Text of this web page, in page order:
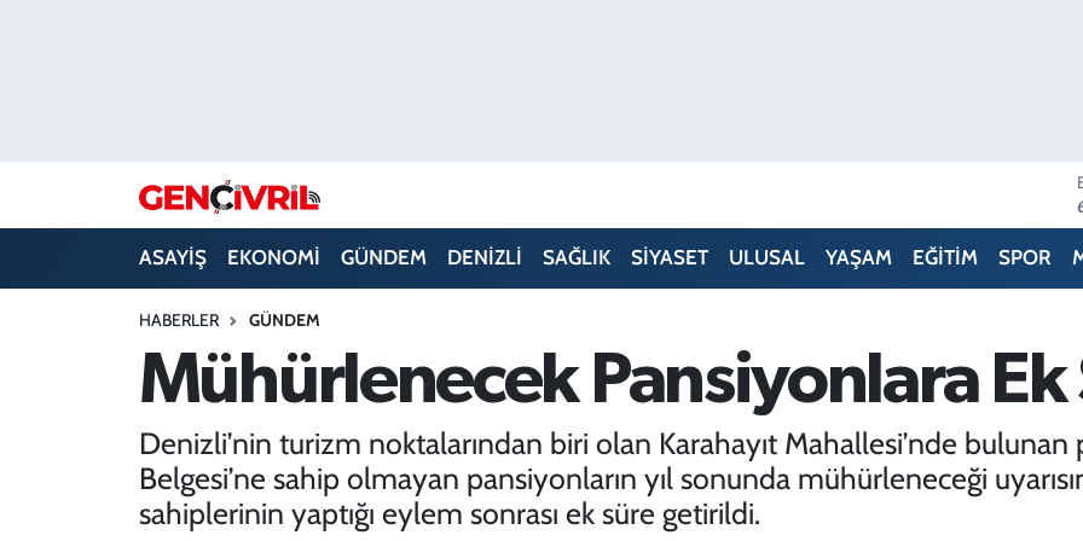
ASAYİŞ EKONOMİ GÜNDEM DENİZLİ SAĞLIK SİYASET ULUSAL YAŞAM EĞİTİM SPOR
HABERLER GÜNDEM
Mühürlenecek Pansiyonlara Ek
Denizli’nin turizm noktalarından biri olan Karahayıt Mahallesi’nde
Belgesi’ne sahip olmayan pansiyonların yıl sonunda mühürleneceği
sahiplerinin yaptığı eylem sonrası ek süre getirildi.
ULUSAL
SİYASET
Süper Lig Puan Durumu ve Fikstür
Haber Arşivi